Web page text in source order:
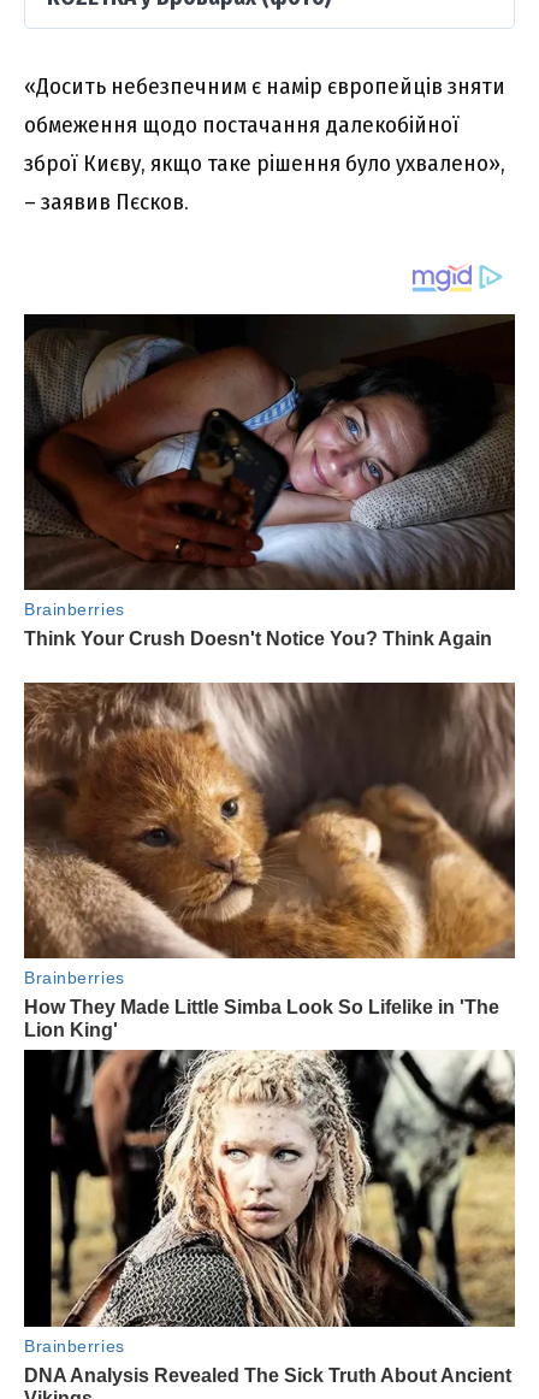
«Досить небезпечним є намір європейців зняти
обмеження щодо постачання далекобійної
зброї Києву, якщо таке рішення було ухвалено»,
– заявив Пєсков.